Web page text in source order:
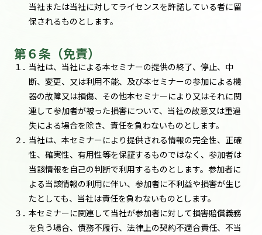
当社または当社に対してライセンスを許諾している者に留
保されるものとします。
第６条（免責）
１．当社は、当社による本セミナーの提供の終了、停止、中
断、変更、又は利用不能、及び本セミナーの参加による機
器の故障又は損傷、その他本セミナーにより又はそれに関
連して参加者が被った損害について、当社の故意又は重過
失による場合を除き、責任を負わないものとします。
２．当社は、本セミナーにより提供される情報の完全性、正確
性、確実性、有用性等を保証するものではなく、参加者は
当該情報を自己の判断で利用するものとします。参加者に
よる当該情報の利用に伴い、参加者に不利益や損害が生じ
たとしても、当社は責任を負わないものとします。
３．本セミナーに関連して当社が参加者に対して損害賠償義務
を負う場合、債務不履行、法律上の契約不適合責任、不当